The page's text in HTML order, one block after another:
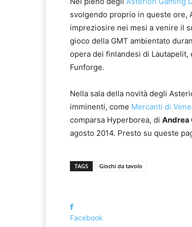
svolgendo proprio in queste ore,
impreziosire nei mesi a venire il
gioco della GMT ambientato
opera dei finlandesi di Lautapelit,
Funforge.
Nella sala della novità degli
imminenti, come Mercanti di
comparsa Hyperborea, di Andrea
agosto 2014. Presto su queste
TAGS Giochi da tavolo
Facebook